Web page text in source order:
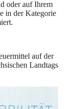
oder auf Ihrem
in der Kategorie
auf der
Landtags